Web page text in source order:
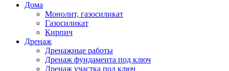
Дома
Монолит, газосиликат
Газосиликат
Кирпич
Дренаж
Дренажные работы
Дренаж фундамента под ключ
Дренаж участка под ключ